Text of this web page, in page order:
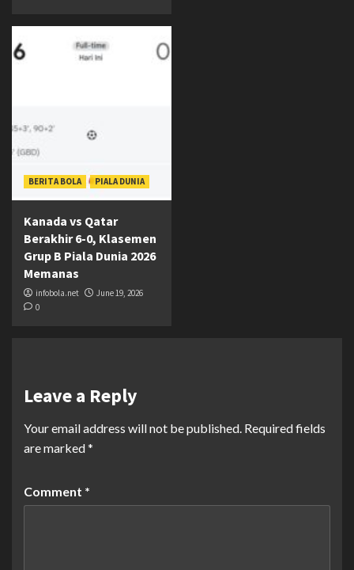
BERITA BOLA PIALA DUNIA
Kanada vs Qatar
Berakhir 6-0, Klasemen
Grup B Piala Dunia 2026
Memanas
infobola.net
June 19, 2026
0
Leave a Reply
Your email address will not be published. Required fields
are marked*
Comment *